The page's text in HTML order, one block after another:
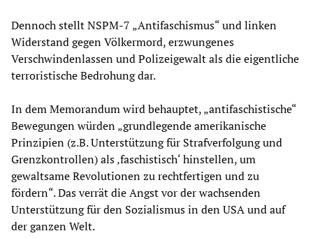
Dennoch stellt NSPM-7 „Antifaschismus“ und linken
Widerstand gegen Völkermord, erzwungenes
Verschwindenlassen und Polizeigewalt als die eigentliche
terroristische Bedrohung dar.
In dem Memorandum wird behauptet, „antifaschistische“
Bewegungen würden „grundlegende amerikanische
Prinzipien (z.B. Unterstützung für Strafverfolgung und
Grenzkontrollen) als ‚faschistisch‘ hinstellen, um
gewaltsame Revolutionen zu rechtfertigen und zu
fördern“. Das verrät die Angst vor der wachsenden
Unterstützung für den Sozialismus in den USA und auf
der ganzen Welt.